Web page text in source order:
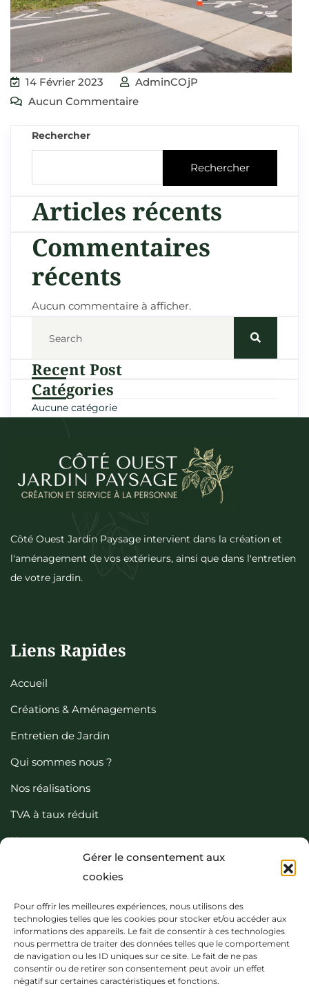
Gérer le consentement aux
cookies
Pour offrir les meilleures expériences, nous utilisons des
technologies telles que les cookies pour stocker et/ou accéder aux
informations des appareils. Le fait de consentir à ces technologies
nous permettra de traiter des données telles que le comportement
de navigation ou les ID uniques sur ce site. Le fait de ne pas
consentir ou de retirer son consentement peut avoir un effet
négatif sur certaines caractéristiques et fonctions.
14 Février 2023
AdminCOjP
Aucun Commentaire
Rechercher
Rechercher
Articles récents
Commentaires
récents
Aucun commentaire à afficher.
Recent Post
Catégories
Aucune catégorie
Côté Ouest Jardin Paysage intervient dans la création et
l'aménagement de vos extérieurs, ainsi que dans l'entretien
de votre jardin.
Liens Rapides
Accueil
Créations & Aménagements
Entretien de Jardin
Qui sommes nous ?
Nos réalisations
TVA à taux réduit
Nous contacter
Nos Coordonées
06 36 15 23 55
contact@cojp.fr